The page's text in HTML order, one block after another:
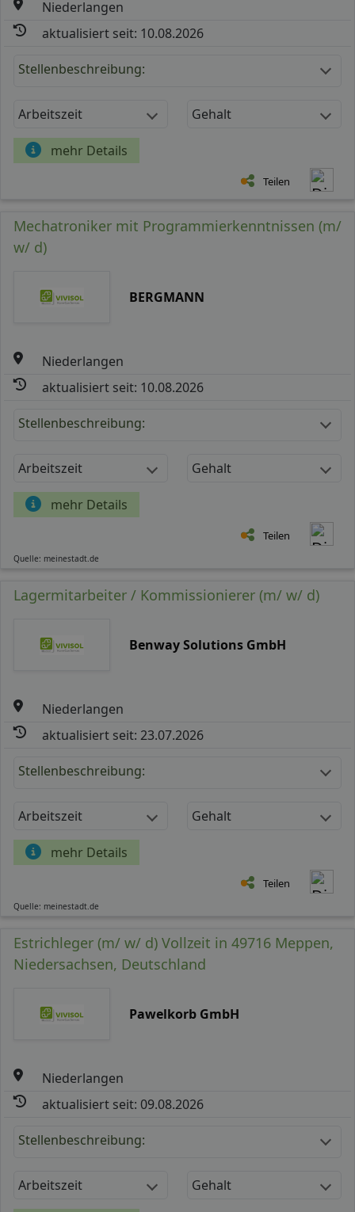
Niederlangen
aktualisiert seit: 10.08.2026
Stellenbeschreibung:
Arbeitszeit Gehalt
mehr Details
Teilen
Mechatroniker mit Programmierkenntnissen (m/
w/ d)
BERGMANN
Niederlangen
aktualisiert seit: 10.08.2026
Stellenbeschreibung:
Arbeitszeit Gehalt
mehr Details
Teilen
Quelle: meinestadt.de
Lagermitarbeiter / Kommissionierer (m/ w/ d)
Benway Solutions GmbH
Niederlangen
aktualisiert seit: 23.07.2026
Stellenbeschreibung:
Arbeitszeit Gehalt
mehr Details
Teilen
Quelle: meinestadt.de
Estrichleger (m/ w/ d) Vollzeit in 49716 Meppen,
Niedersachsen, Deutschland
Pawelkorb GmbH
Niederlangen
aktualisiert seit: 09.08.2026
Stellenbeschreibung:
Arbeitszeit Gehalt